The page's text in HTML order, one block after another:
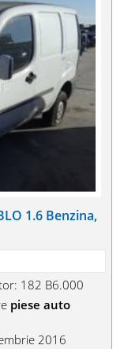
1.6 Benzina,
182 B6.000
piese auto
2016